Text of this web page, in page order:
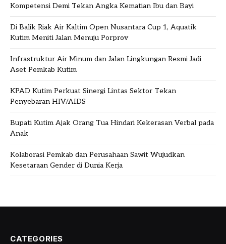
Kompetensi Demi Tekan Angka Kematian Ibu dan Bayi
Di Balik Riak Air Kaltim Open Nusantara Cup 1, Aquatik
Kutim Meniti Jalan Menuju Porprov
Infrastruktur Air Minum dan Jalan Lingkungan Resmi Jadi
Aset Pemkab Kutim
KPAD Kutim Perkuat Sinergi Lintas Sektor Tekan
Penyebaran HIV/AIDS
Bupati Kutim Ajak Orang Tua Hindari Kekerasan Verbal pada
Anak
Kolaborasi Pemkab dan Perusahaan Sawit Wujudkan
Kesetaraan Gender di Dunia Kerja
CATEGORIES